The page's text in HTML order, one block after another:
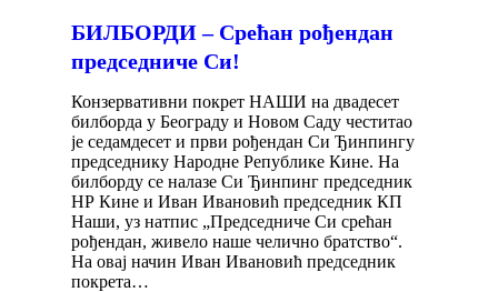
БИЛБОРДИ – Срећан рођендан
председниче Си!
Конзервативни покрет НАШИ на двадесет
билборда у Београду и Новом Саду честитао
је седамдесет и први рођендан Си Ђинпингу
председнику Народне Републике Кине. На
билборду се налазе Си Ђинпинг председник
НР Кине и Иван Ивановић председник КП
Наши, уз натпис „Председниче Си срећан
рођендан, живело наше челично братство“.
На овај начин Иван Ивановић председник
покрета…